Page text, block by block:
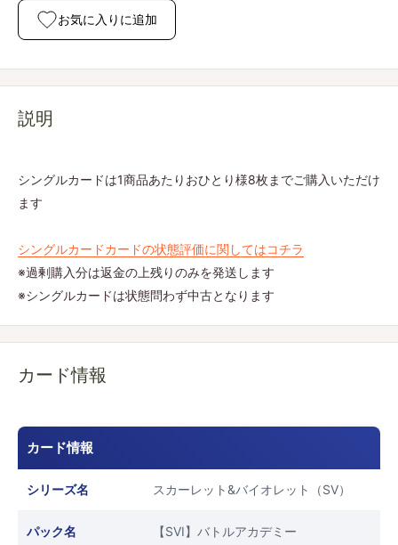
お気に入りに追加
説明
シングルカードは1商品あたりおひとり様8枚までご購入いただけ
ます
シングルカードカードの状態評価に関してはコチラ
※過剰購入分は返金の上残りのみを発送します
※シングルカードは状態問わず中古となります
カード情報
カード情報
シリーズ名 スカーレット&バイオレット（SV）
パック名 【SVI】バトルアカデミー